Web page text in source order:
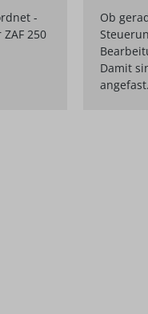
-
250
Ob
Damit
angefast.